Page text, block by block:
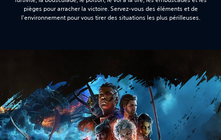
pièges pour arracher la victoire. Servez-vous des éléments et de
l'environnement pour vous tirer des situations les plus périlleuses.